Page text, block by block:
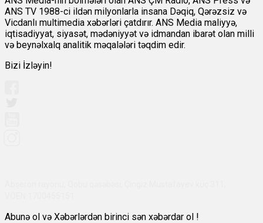
ANS TV 1988-ci ildən milyonlarla insana Dəqiq, Qərəzsiz və
Vicdanlı multimedia xəbərləri çatdırır. ANS Media maliyyə,
iqtisadiyyat, siyasət, mədəniyyət və idmandan ibarət olan milli
və beynəlxalq analitik məqalələri təqdim edir.
Bizi İzləyin!
Abunə ol və Xəbərlərdən birinci sən xəbərdar ol !